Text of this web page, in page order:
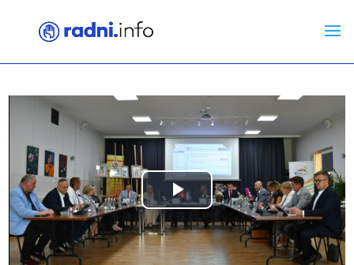
Play
Video